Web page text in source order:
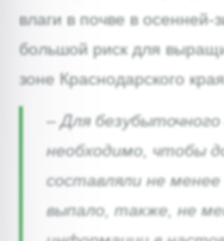
влаги в почве в
большой риск для
зоне Краснодарского края:
– Для безубыточного
необходимо, чтобы
составляли не
выпало, также, не